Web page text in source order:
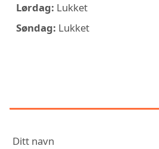
Lørdag: Lukket
Søndag: Lukket
Ditt navn